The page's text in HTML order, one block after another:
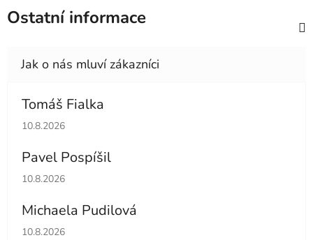
Ostatní informace
Tomáš Fialka
Hodnocení obchodu je 5 z 5 hvězdiček.
10.8.2026
Pavel Pospíšil
Hodnocení obchodu je 5 z 5 hvězdiček.
10.8.2026
Michaela Pudilová
Hodnocení obchodu je 5 z 5 hvězdiček.
10.8.2026